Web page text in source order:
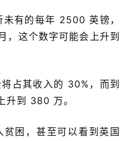
有的每年 2500 英镑，
，这个数字可能会上升到
占其收入的 30%，而到
升到 380 万。
困，甚至可以看到英国